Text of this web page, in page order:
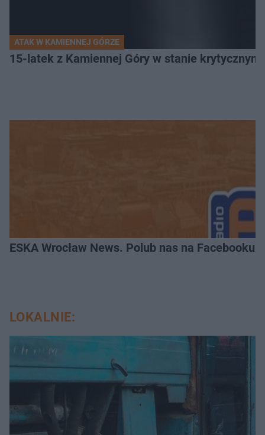
ATAK W KAMIENNEJ GÓRZE
15-latek z Kamiennej Góry w stanie
ESKA Wrocław News. Polub nas na Facebooku!
LOKALNIE: